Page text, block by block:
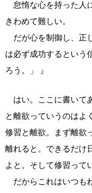
怠惰な心を持った人
きわめて難しい。
だが心を制御し、正
は必ず成功するという
ろう。」 』
はい。ここに書いて
と離欲っていうのはよ
修習と離欲。まず離欲
離れると。できるだけ
よと。そして修習って
だからこれはいつも